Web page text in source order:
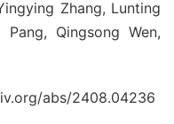
Zhang, Lunting
Pang, Qingsong Wen,
abs/2408.04236